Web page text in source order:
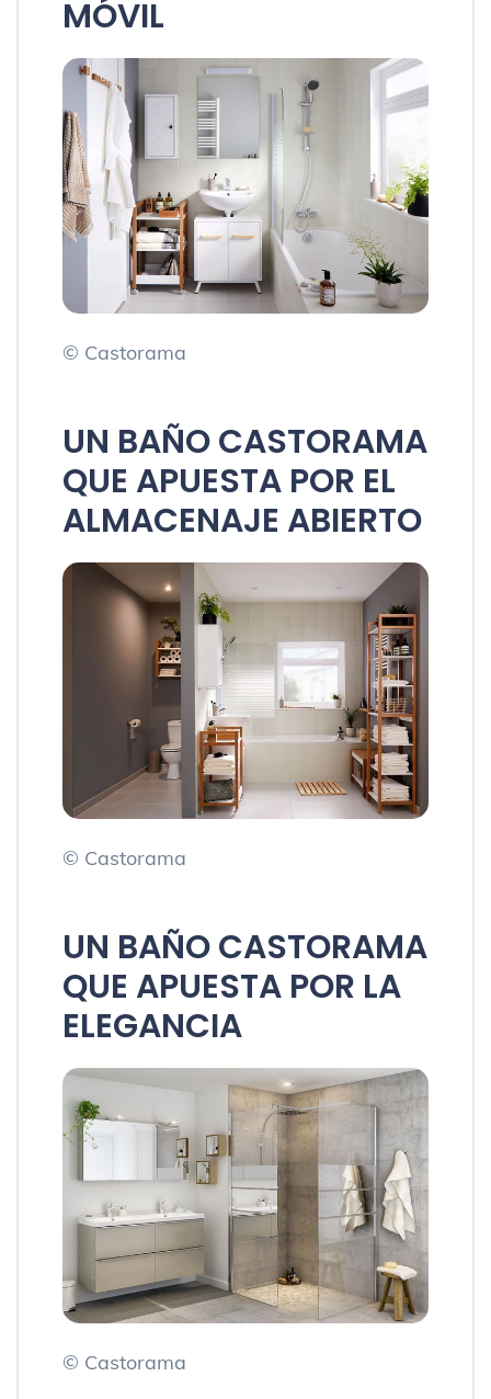
MÓVIL
© Castorama
UN BAÑO CASTORAMA
QUE APUESTA POR EL
ALMACENAJE ABIERTO
© Castorama
UN BAÑO CASTORAMA
QUE APUESTA POR LA
ELEGANCIA
© Castorama